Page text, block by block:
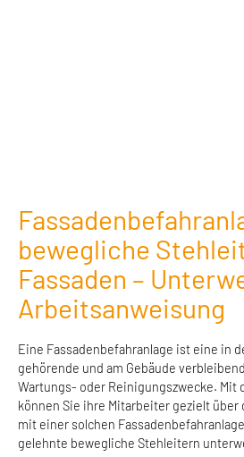
bewegliche
Fassaden –
Arbeitsanweisung
Eine Fassadenbefahranlage ist eine in
gehörende und am Gebäude
Wartungs- oder Reinigungszwecke. Mit
können Sie ihre Mitarbeiter gezielt über
mit einer solchen
gelehnte bewegliche Stehleitern